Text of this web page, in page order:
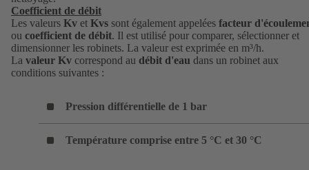
Coefficient de débit
Les valeurs Kv et Kvs sont également appelées facteur
ou coefficient de débit. Il est utilisé pour comparer, sélectionner et
dimensionner les robinets. La valeur est exprimée en m³/h.
La valeur Kv correspond au débit d'eau dans un robinet aux
conditions suivantes :
Pression différentielle de 1 bar
Température comprise entre 5 °C et 30 °C